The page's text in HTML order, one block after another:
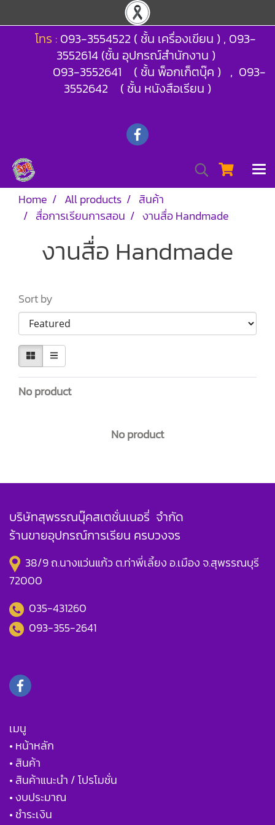
โทร : 093-3554522 ( ชั้น เครื่องเขียน ) , 093-
3552614 (ชั้น อุปกรณ์สำนักงาน )
093-3552641 ( ชั้น พ็อกเก็ตบุ๊ค ) , 093-
3552642 ( ชั้น หนังสือเรียน )
Home All products
สินค้า
สื่อการเรียนการสอน
งานสื่อ Handmade
งานสื่อ Handmade
Sort by
No product
No product
บริษัทสุพรรณบุ๊คสเตชั่นเนอรี่ จำกัด
ร้านขายอุปกรณ์การเรียน ครบวงจร
38/9 ถ.นางแว่นแก้ว ต.ท่าพี่เลี้ยง อ.เมือง จ.สุพรรณบุรี
72000
035-431260
093-355-2641
เมนู
• หน้าหลัก
• สินค้า
• สินค้าแนะนำ / โปรโมชั่น
• งบประมาณ
• ชำระเงิน